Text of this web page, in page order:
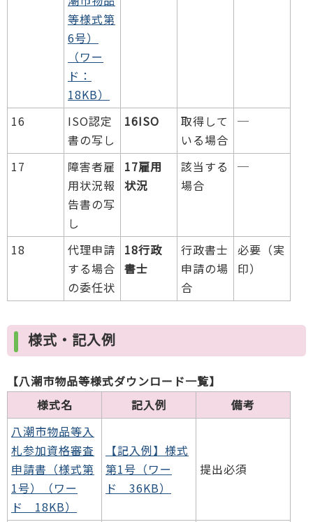
等様式第
6号）
（ワー
ド：
18KB）
16
ISO認定
書の写し
16ISO
取得して
いる場合
─
17
障害者雇
用状況報
告書の写
し
17雇用
状況
該当する
場合
─
18
代理申請
する場合
の委任状
18行政
書士
行政書士
申請の場
合
必要（実
印）
様式・記入例
【八潮市物品等様式ダウンロード一覧】
様式名
記入例
備考
八潮市物品等入
札参加資格審査
申請書（様式第
1号）（ワー
ド 18KB）
【記入例】様式
第1号（ワー
ド 36KB）
提出必須